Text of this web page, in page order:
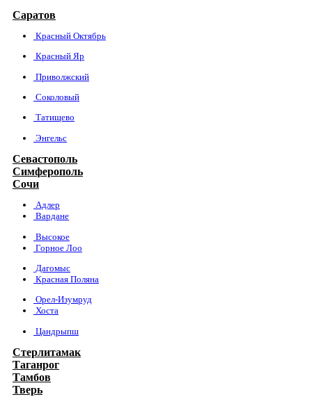
Саратов
Красный Октябрь
Красный Яр
Приволжский
Соколовый
Татищево
Энгельс
Севастополь
Симферополь
Сочи
Адлер
Вардане
Высокое
Горное Лоо
Дагомыс
Красная Поляна
Орел-Изумруд
Хоста
Цандрыпш
Стерлитамак
Таганрог
Тамбов
Тверь